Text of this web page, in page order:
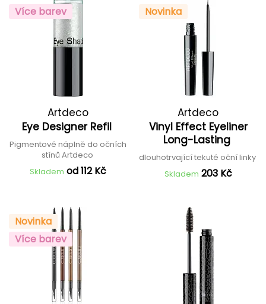
Více barev
Artdeco
Eye Designer Refil
Pigmentové náplně do očních
stínů Artdeco
Skladem od 112 Kč
Novinka
Artdeco
Vinyl Effect Eyeliner
Long-Lasting
dlouhotrvající tekuté oční linky
Skladem 203 Kč
Novinka
Více barev